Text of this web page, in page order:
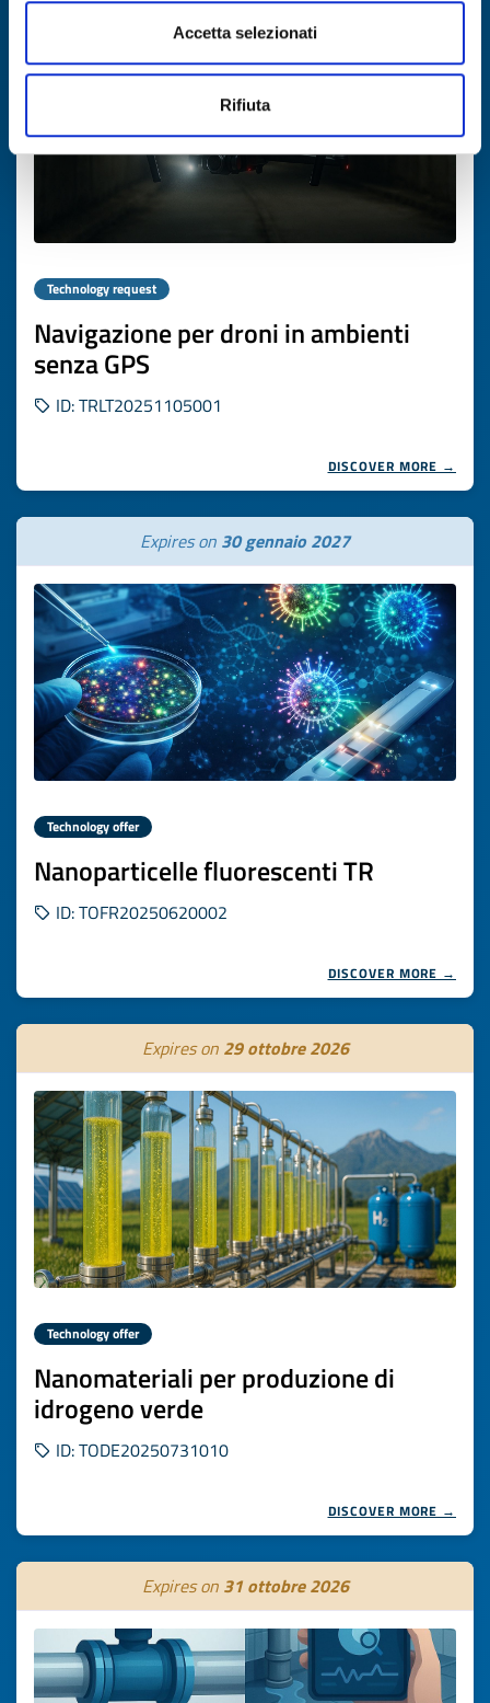
Accetta selezionati
Rifiuta
Technology request
Navigazione per droni in ambienti
senza GPS
ID: TRLT20251105001
DISCOVER MORE →
Expires on 30 gennaio 2027
Technology offer
Nanoparticelle fluorescenti TR
ID: TOFR20250620002
DISCOVER MORE →
Expires on 29 ottobre 2026
Technology offer
Nanomateriali per produzione di
idrogeno verde
ID: TODE20250731010
DISCOVER MORE →
Expires on 31 ottobre 2026